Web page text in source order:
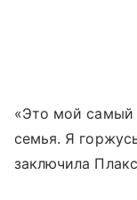
«Это мой самый
семья. Я
заключила